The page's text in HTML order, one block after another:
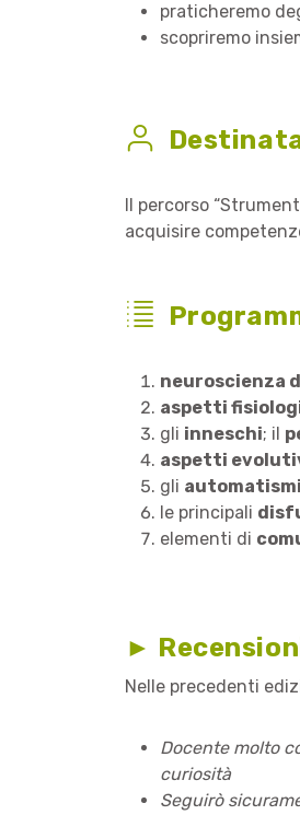
praticheremo
scopriremo
Il percorso
acquisire
neuroscienza
aspetti
gli inneschi; il
aspetti
gli automatismi
le principali
elementi di
►
Nelle precedenti
Docente molto
curiosità
Seguirò